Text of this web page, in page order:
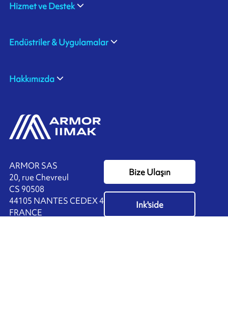
ARMOR SAS
20, rue Chevreul
CS 90508
44105 NANTES CEDEX 4
FRANCE
Bize Ulaşın
Ink'side
Hizmet ve Destek
Endüstriler & Uygulamalar
Hakkımızda